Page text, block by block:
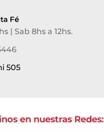
Fé
| Sab 8hs a 12hs.
505
en nuestras Redes: